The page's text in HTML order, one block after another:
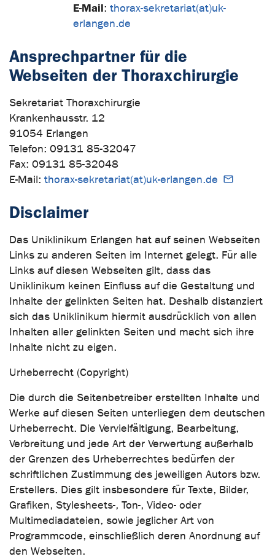
E-Mail: thorax-sekretariat(at)uk-
erlangen.de
Ansprechpartner für die
Webseiten der Thoraxchirurgie
Sekretariat Thoraxchirurgie
Krankenhausstr. 12
91054 Erlangen
Telefon: 09131 85-32047
Fax: 09131 85-32048
E-Mail: thorax-sekretariat(at)uk-erlangen.de
Disclaimer
Das Uniklinikum Erlangen hat auf seinen Webseiten
Links zu anderen Seiten im Internet gelegt. Für alle
Links auf diesen Webseiten gilt, dass das
Uniklinikum keinen Einfluss auf die Gestaltung und
Inhalte der gelinkten Seiten hat. Deshalb distanziert
sich das Uniklinikum hiermit ausdrücklich von allen
Inhalten aller gelinkten Seiten und macht sich ihre
Inhalte nicht zu eigen.
Urheberrecht (Copyright)
Die durch die Seitenbetreiber erstellten Inhalte und
Werke auf diesen Seiten unterliegen dem deutschen
Urheberrecht. Die Vervielfältigung, Bearbeitung,
Verbreitung und jede Art der Verwertung außerhalb
der Grenzen des Urheberrechtes bedürfen der
schriftlichen Zustimmung des jeweiligen Autors bzw.
Erstellers. Dies gilt insbesondere für Texte, Bilder,
Grafiken, Stylesheets-, Ton-, Video- oder
Multimediadateien, sowie jeglicher Art von
Programmcode, einschließlich deren Anordnung auf
den Webseiten.